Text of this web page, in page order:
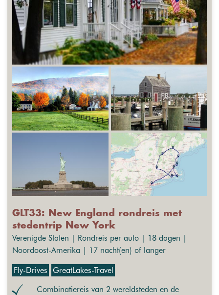
GLT33: New England rondreis met
stedentrip New York
Verenigde Staten | Rondreis per auto | 18 dagen |
Noordoost-Amerika | 17 nacht(en) of langer
Fly-Drives GreatLakes-Travel
Combinatiereis van 2 wereldsteden en de